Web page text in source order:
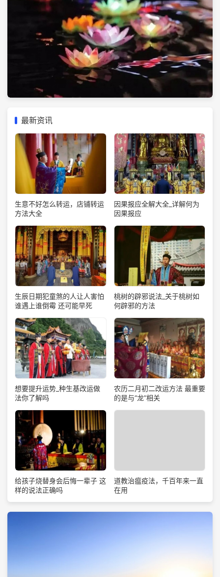
最新资讯
生意不好怎么转运，店铺转运
方法大全
因果报应全解大全_详解何为
因果报应
生辰日期犯童煞的人让人害怕
谁遇上谁倒霉 还可能早死
桃树的辟邪说法_关于桃树如
何辟邪的方法
想要提升运势_种生基改运做
法你了解吗
农历二月初二改运方法 最重要
的是与“龙”相关
给孩子烧替身会后悔一辈子 这
样的说法正确吗
道教治瘟疫法，千百年来一直
在用